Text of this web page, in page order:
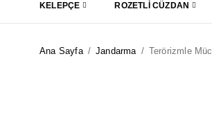
KELEPÇE ROZETLI CÜZDAN
Ana Sayfa / Jandarma / Terörizmle